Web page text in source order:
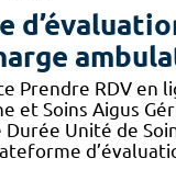
Prendre RDV en
et Soins Aigus
Durée Unité de